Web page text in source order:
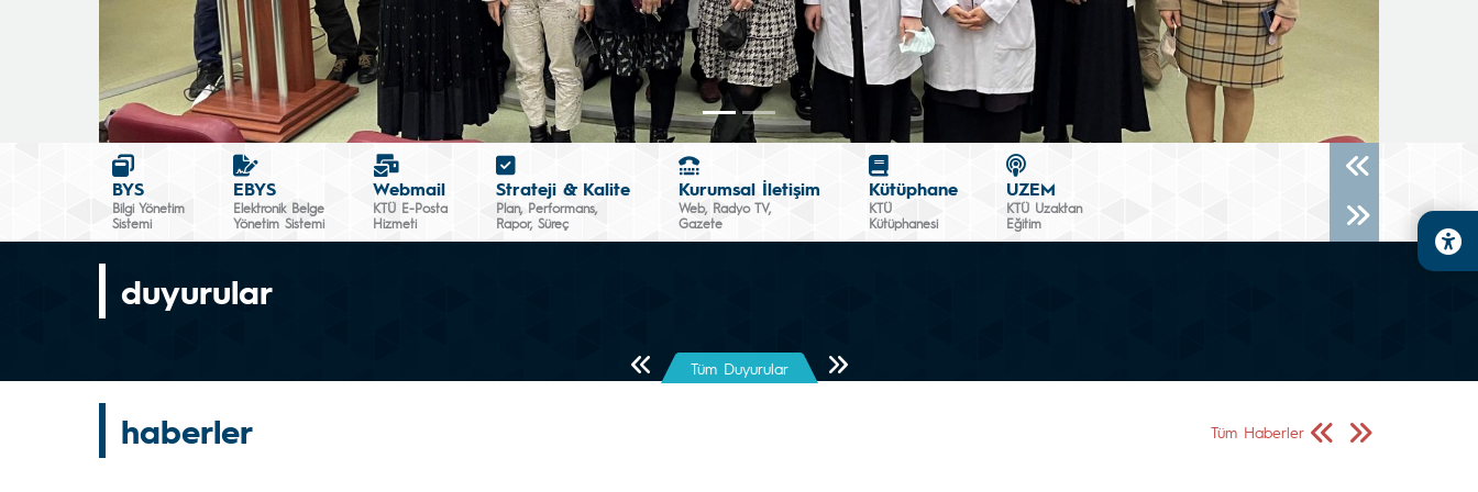
BYS
Bilgi Yönetim
Sistemi
EBYS
Elektronik Belge
Yönetim Sistemi
Webmail
KTÜ E-Posta
Hizmeti
Strateji & Kalite
Plan, Performans,
Rapor, Süreç
Kurumsal İletişim
Web, Radyo TV,
Gazete
Kütüphane
KTÜ
Kütüphanesi
UZEM
KTÜ Uzaktan
Eğitim
duyurular
Önceki SayfaTüm Duyurular Sonraki Sayfa
haberler Tüm Haberler
Önceki Sayfa
Sonraki Sayfa